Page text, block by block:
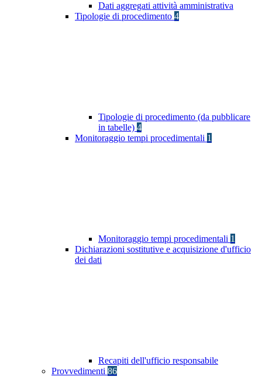
Dati aggregati attività amministrativa
Tipologie di procedimento 4
Tipologie di procedimento (da pubblicare
in tabelle) 4
Monitoraggio tempi procedimentali 1
Monitoraggio tempi procedimentali 1
Dichiarazioni sostitutive e acquisizione d'ufficio
dei dati
Recapiti dell'ufficio responsabile
Provvedimenti 86